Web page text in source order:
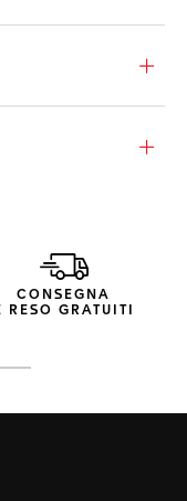
sport estremi.
sia in pista
CONSEGNA
RESO GRATUITI